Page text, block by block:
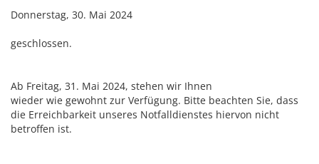
Donnerstag, 30. Mai 2024
geschlossen.
Ab Freitag, 31. Mai 2024, stehen wir Ihnen
wieder wie gewohnt zur Verfügung. Bitte beachten Sie, dass
die Erreichbarkeit unseres Notfalldienstes hiervon nicht
betroffen ist.